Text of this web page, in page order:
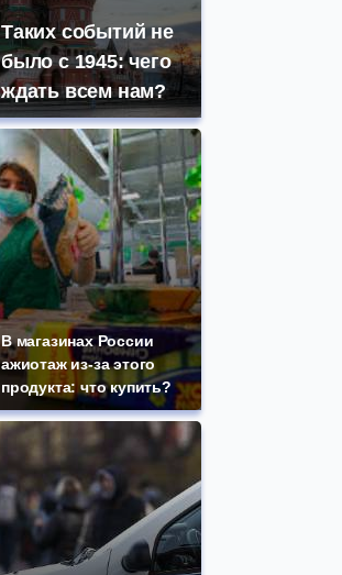
Таких событий не
было с 1945: чего
ждать всем нам?
В магазинах России
ажиотаж из-за этого
продукта: что купить?